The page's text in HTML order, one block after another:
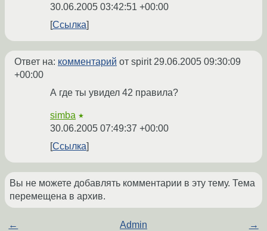
30.06.2005 03:42:51 +00:00
Ссылка
Ответ на: комментарий от spirit29.06.2005 09:30:09
+00:00
А где ты увидел 42 правила?
simba ★
30.06.2005 07:49:37 +00:00
Ссылка
Вы не можете добавлять комментарии в эту тему. Тема
перемещена в архив.
← Admin →